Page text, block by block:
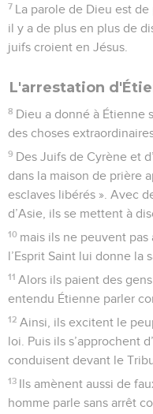
7 La parole de Dieu est
il y a de plus en plus de
juifs croient en Jésus.
L'arrestation
8 Dieu a donné à Étienne
des choses
9 Des Juifs de Cyrène et
dans la maison de prière
esclaves libérés ». Avec
d’Asie, ils se mettent à
10 mais ils ne peuvent pas
l’Esprit Saint lui donne la
11 Alors ils paient des
entendu Étienne parler
12 Ainsi, ils excitent le
loi. Puis ils s’approchent
conduisent devant le
13 Ils amènent aussi de
homme parle sans arrêt